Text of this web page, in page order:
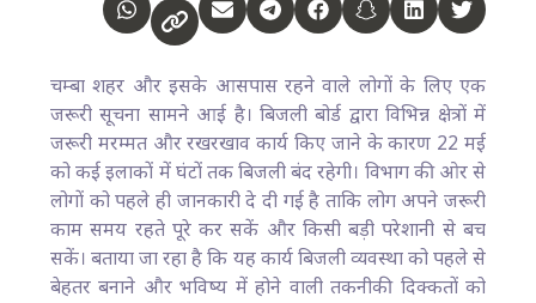
चम्बा शहर और इसके आसपास रहने वाले लोगों के लिए एक
जरूरी सूचना सामने आई है। बिजली बोर्ड द्वारा विभिन्न क्षेत्रों में
जरूरी मरम्मत और रखरखाव कार्य किए जाने के कारण 22 मई
को कई इलाकों में घंटों तक बिजली बंद रहेगी। विभाग की ओर से
लोगों को पहले ही जानकारी दे दी गई है ताकि लोग अपने जरूरी
काम समय रहते पूरे कर सकें और किसी बड़ी परेशानी से बच
सकें। बताया जा रहा है कि यह कार्य बिजली व्यवस्था को पहले से
बेहतर बनाने और भविष्य में होने वाली तकनीकी दिक्कतों को